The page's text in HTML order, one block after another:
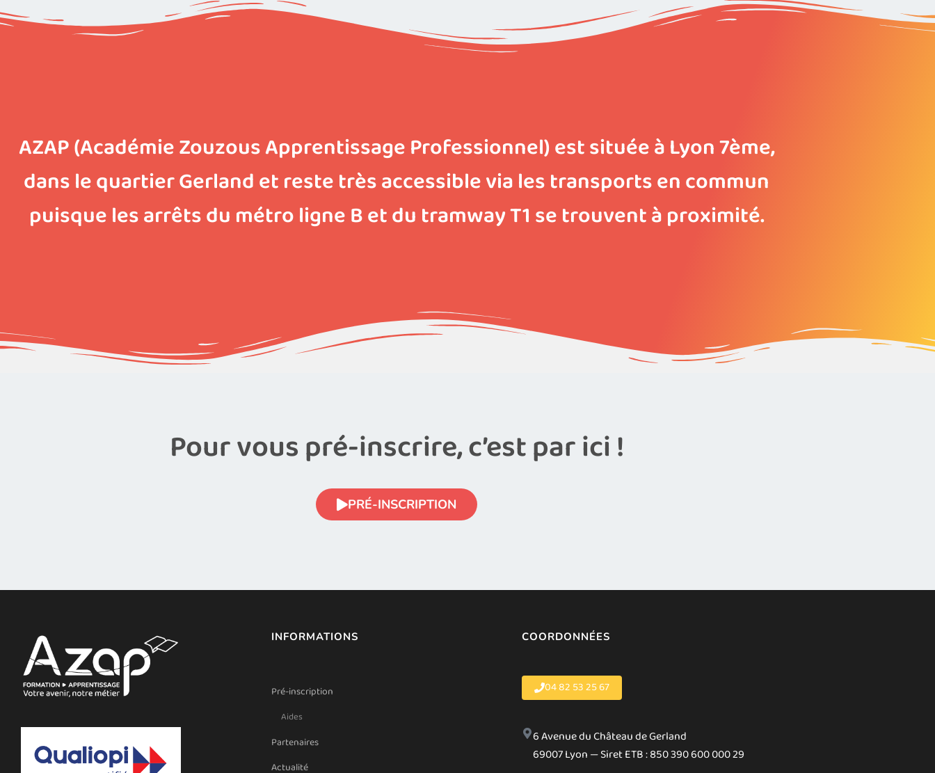
AZAP (Académie Zouzous Apprentissage Professionnel) est située à Lyon 7ème,
dans le quartier Gerland et reste très accessible via les transports en commun
puisque les arrêts du métro ligne B et du tramway T1 se trouvent à proximité.
Pour vous pré-inscrire, c’est par ici !
PRÉ-INSCRIPTION
INFORMATIONS
Pré-inscription
Aides
Partenaires
Actualité
COORDONNÉES
04 82 53 25 67
6 Avenue du Château de Gerland
69007 Lyon — Siret ETB : 850 390 600 000 29